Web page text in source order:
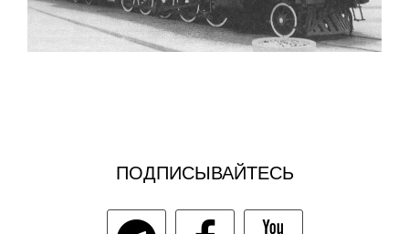
ПОДПИСЫВАЙТЕСЬ